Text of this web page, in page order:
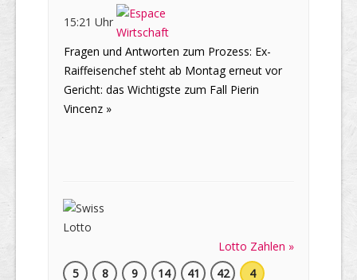
15:21 Uhr
Fragen und Antworten zum Prozess: Ex-
Raiffeisenchef steht ab Montag erneut vor
Gericht: das Wichtigste zum Fall Pierin
Vincenz »
Lotto Zahlen »
5
8 9 14 41 42 4